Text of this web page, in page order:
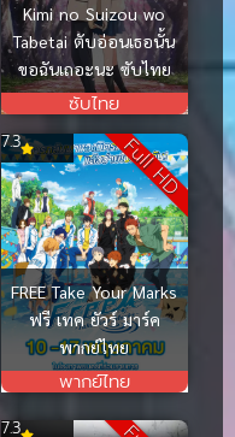
Kimi no Suizou wo
Tabetai ตับอ่อนเธอนั้น
ขอฉันเถอะนะ ซับไทย
ซับไทย
Full HD
FREE Take Your Marks
ฟรี เทค ยัวร์ มาร์ค
พากย์ไทย
พากย์ไทย
7.3
7.3